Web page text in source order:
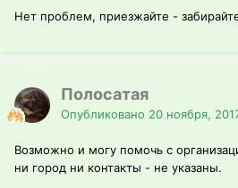
Нет проблем, приезжайте -
Полосатая
Опубликовано 20 ноября,
Возможно и могу помочь с
ни город ни контакты - не указаны.